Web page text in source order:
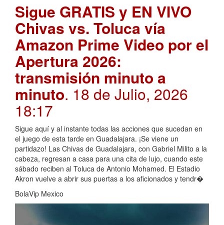
Sigue GRATIS y EN VIVO
Chivas vs. Toluca vía
Amazon Prime Video por el
Apertura 2026:
transmisión minuto a
minuto. 18 de Julio, 2026
18:17
Sigue aquí y al instante todas las acciones que sucedan en
el juego de esta tarde en Guadalajara. ¡Se viene un
partidazo! Las Chivas de Guadalajara, con Gabriel Milito a la
cabeza, regresan a casa para una cita de lujo, cuando este
sábado reciben al Toluca de Antonio Mohamed. El Estadio
Akron vuelve a abrir sus puertas a los aficionados y tendr�
BolaVip Mexico